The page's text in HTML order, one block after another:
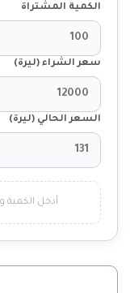
الكمية المشتراة
سعر الشراء (ليرة)
السعر الحالي (ليرة)
أدخل الكمية